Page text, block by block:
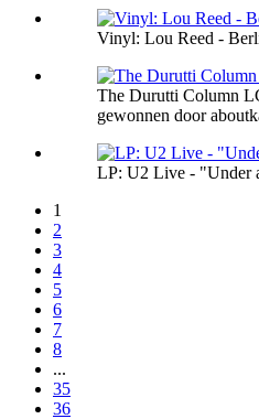
Vinyl: Lou Reed -
The Durutti Column
gewonnen door
LP: U2 Live - "Under
1
2
3
4
5
6
7
8
...
35
36